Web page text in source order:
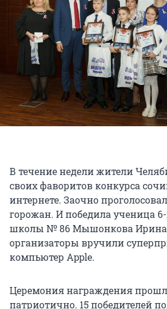
В течение недели жители
своих фаворитов конкурса
интернете. Заочно
горожан. И победила ученица 6-
школы № 86 Мышонкова Ирина,
организаторы вручили
компьютер Apple.
Церемония награждения
патриотично. 15 победителей